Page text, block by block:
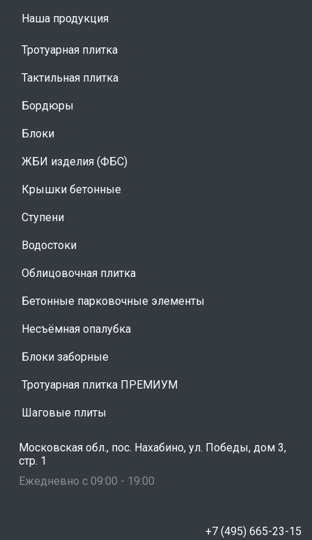
Наша продукция
Тротуарная плитка
Тактильная плитка
Бордюры
Блоки
ЖБИ изделия (ФБС)
Крышки бетонные
Ступени
Водостоки
Облицовочная плитка
Бетонные парковочные элементы
Несъёмная опалубка
Блоки заборные
Тротуарная плитка ПРЕМИУМ
Шаговые плиты
Московская обл., пос. Нахабино, ул. Победы, дом 3,
стр. 1
Ежедневно с 09:00 - 19:00
+7 (495) 665-23-15